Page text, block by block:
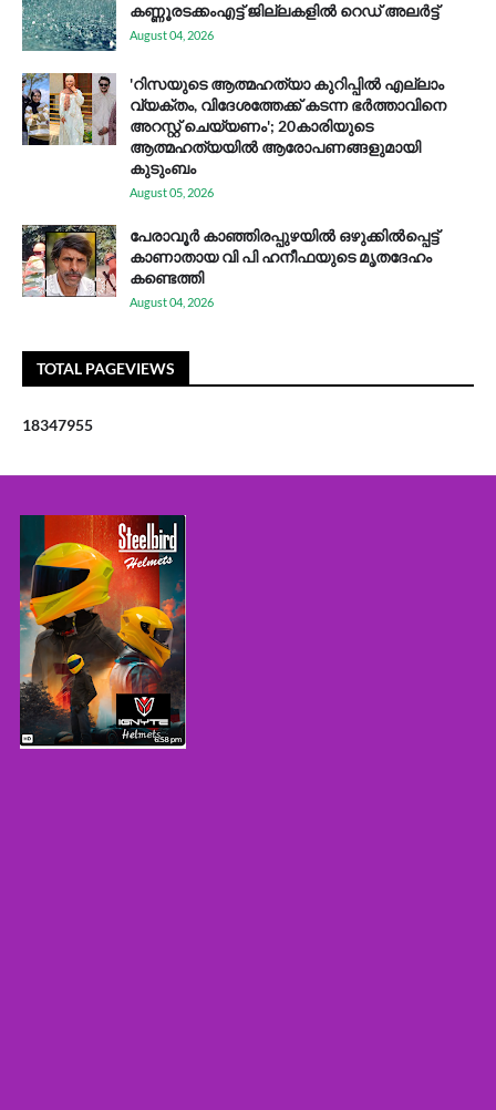
കണ്ണൂരടക്കംഎ​ട്ട് ജി​ല്ല​ക​ളി​ൽ റെ​ഡ് അ​ലർ​ട്ട്
August 04, 2026
'റിസയുടെ ആത്മഹത്യാ കുറിപ്പിൽ എല്ലാം
വ്യക്തം, വിദേശത്തേക്ക് കടന്ന ഭർത്താവിനെ
അറസ്റ്റ് ചെയ്യണം'; 20കാരിയുടെ
ആത്മഹത്യയിൽ ആരോപണങ്ങളുമായി
കുടുംബം
August 05, 2026
പേരാവൂർ കാഞ്ഞിരപ്പുഴയിൽ ഒഴുക്കിൽപ്പെട്ട്
കാണാതായ വി പി ഹനീഫയുടെ മൃതദേഹം
കണ്ടെത്തി
August 04, 2026
TOTAL PAGEVIEWS
18347955